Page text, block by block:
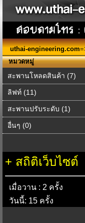
uthai-engineering.com
หมวดหมู่
สะพานโหลดสินค้า (7)
ลิฟท์ (11)
สะพานปรับระดับ (1)
อื่นๆ (0)
+ สถิติเว็บไซต์
เมื่อวาน : 2 ครั้ง
วันนี้: 15 ครั้ง